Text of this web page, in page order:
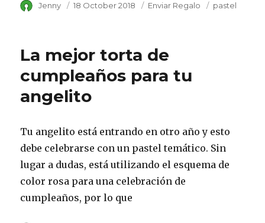
Author
Jenny
Posted
18 October 2018 Category
Enviar Regalo Tags
pastel
La mejor torta de
cumpleaños para tu
angelito
Tu angelito está entrando en otro año y esto
debe celebrarse con un pastel temático. Sin
lugar a dudas, está utilizando el esquema de
color rosa para una celebración de
cumpleaños, por lo que